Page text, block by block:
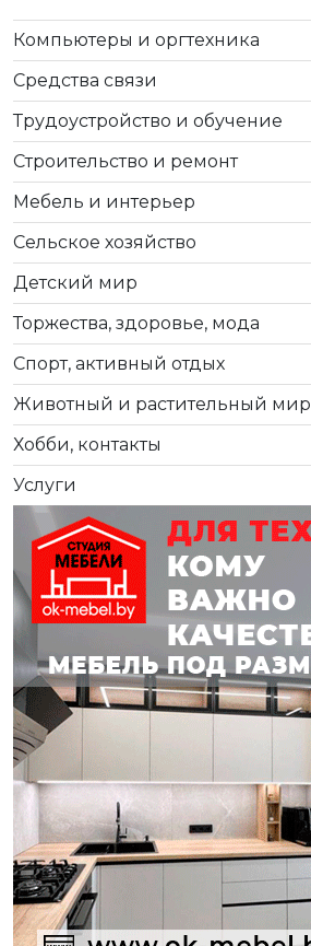
Компьютеры и оргтехника
Средства связи
Трудоустройство и обучение
Строительство и ремонт
Мебель и интерьер
Сельское хозяйство
Детский мир
Торжества, здоровье, мода
Спорт, активный отдых
Животный и растительный мир
Хобби, контакты
Услуги